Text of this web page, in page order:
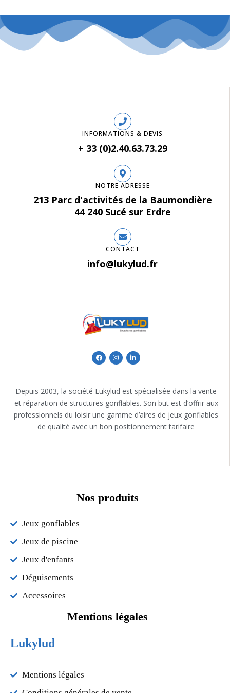
INFORMATIONS & DEVIS
+ 33 (0)2.40.63.73.29
NOTRE ADRESSE
213 Parc d'activités de la Baumondière
44 240 Sucé sur Erdre
CONTACT
info@lukylud.fr
Depuis 2003, la société Lukylud est spécialisée dans la vente
et réparation de structures gonflables. Son but est d’offrir aux
professionnels du loisir une gamme d’aires de jeux gonflables
de qualité avec un bon positionnement tarifaire
Nos produits
Jeux gonflables
Jeux de piscine
Jeux d'enfants
Déguisements
Accessoires
Mentions légales
Lukylud
Mentions légales